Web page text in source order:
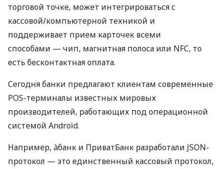
торговой точке, может интегрироваться с
кассовой/компьютерной техникой и
поддерживает прием карточек всеми
способами — чип, магнитная полоса или NFC, то
есть бесконтактная оплата.
Сегодня банки предлагают клиентам современные
POS-терминалы известных мировых
производителей, работающих под операционной
системой Android.
Например, àбанк и ПриватБанк разработали JSON-
протокол — это единственный кассовый протокол,